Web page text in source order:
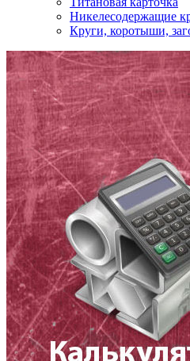
Никелесодержащие
Круги, коротыши,